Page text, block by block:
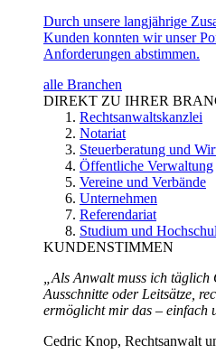
Durch unsere langjährige
Kunden konnten wir unser
Anforderungen abstimmen.
alle Branchen
DIREKT ZU IHRER
Rechtsanwaltskanzlei
Notariat
Steuerberatung und
Öffentliche Verwaltung
Vereine und Verbände
Unternehmen
Referendariat
Studium und
KUNDENSTIMMEN
„Als Anwalt muss ich
Ausschnitte oder Leitsätze,
ermöglicht mir das – einfach
Cedric Knop, Rechtsanwalt